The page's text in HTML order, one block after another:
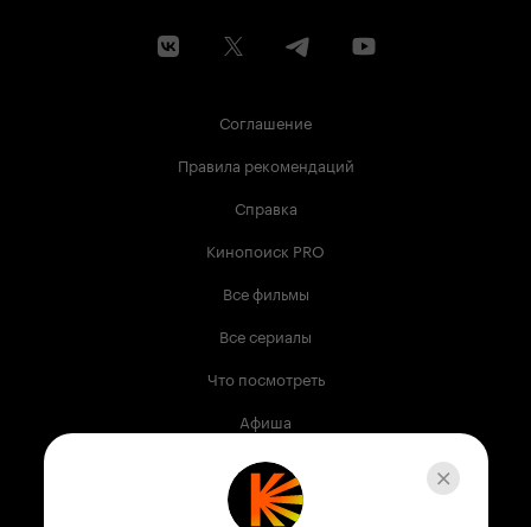
Соглашение
Правила рекомендаций
Справка
Кинопоиск PRO
Все фильмы
Все сериалы
Что посмотреть
Афиша
Музыка
Телепрограмма